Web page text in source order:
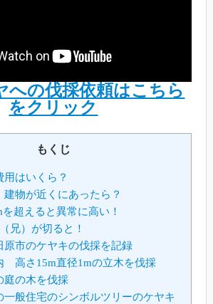
への伐採依頼はこちら
をクリック
もくじ
はいくら？
物が近くにあったら？
超えると異常に高い！
兄）が切ると！
市のケヤキの伐採を記録
高さ15m直径1mの立木を伐採
庭の木を伐採
一般住宅のシンボルツリーのケヤキ